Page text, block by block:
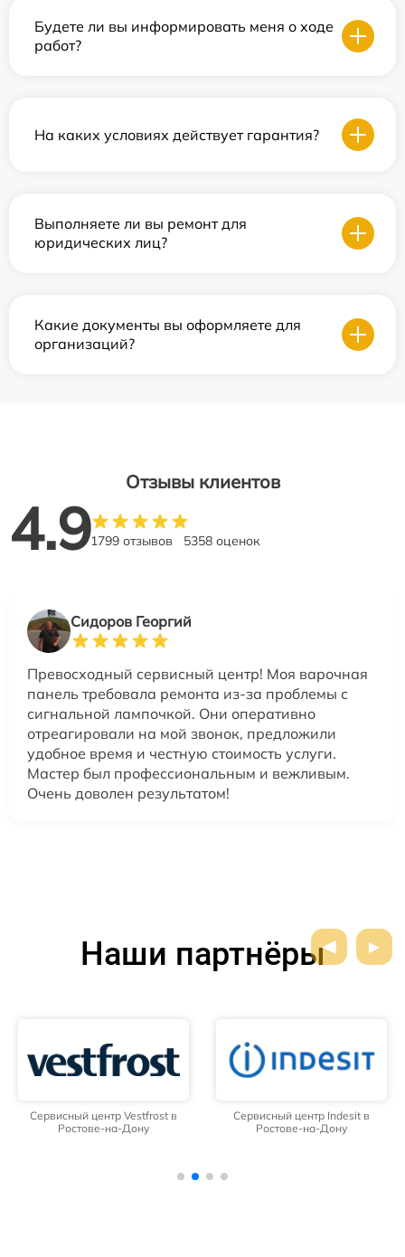
Будете ли вы информировать меня о ходе
работ?
На каких условиях действует гарантия?
Выполняете ли вы ремонт для
юридических лиц?
Какие документы вы оформляете для
организаций?
Отзывы клиентов
4.91799 отзывов 5358 оценок
Сидоров Георгий
Превосходный сервисный центр! Моя варочная
панель требовала ремонта из-за проблемы с
сигнальной лампочкой. Они оперативно
отреагировали на мой звонок, предложили
удобное время и честную стоимость услуги.
Мастер был профессиональным и вежливым.
Очень доволен результатом!
Наши партнёры
Сервисный центр Vestfrost в
Ростове-на-Дону
Сервисный центр Indesit в
Ростове-на-Дону